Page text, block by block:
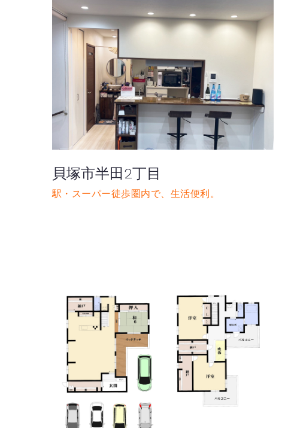
貝塚市半田2丁目
駅・スーパー徒歩圏内で、生活便利。